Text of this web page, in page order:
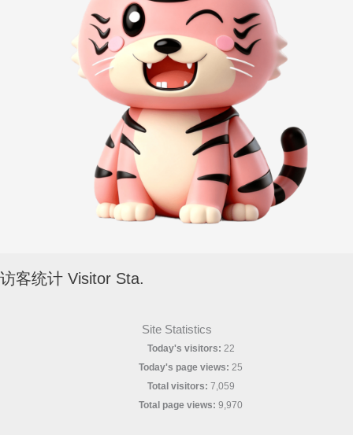
访客统计 Visitor Sta.
Site Statistics
Today's visitors: 22
Today's page views: 25
Total visitors: 7,059
Total page views: 9,970